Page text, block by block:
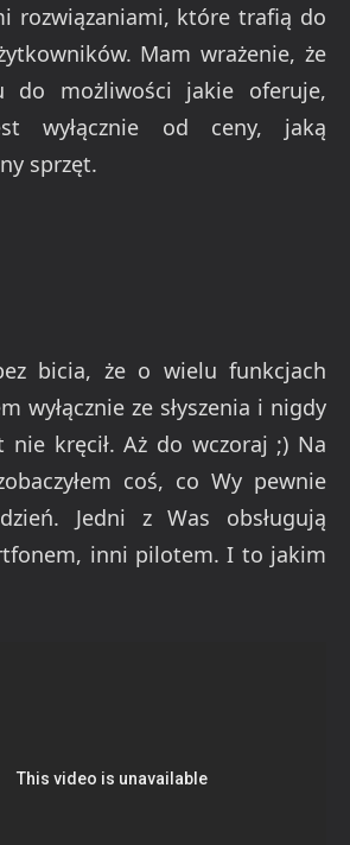
rozwiązaniami, które trafią do
Mam wrażenie, że
do możliwości jakie oferuje,
wyłącznie od ceny, jaką
sprzęt.
bicia, że o wielu funkcjach
wyłącznie ze słyszenia i nigdy
kręcił. Aż do wczoraj ;) Na
coś, co Wy pewnie
Jedni z Was obsługują
inni pilotem. I to jakim